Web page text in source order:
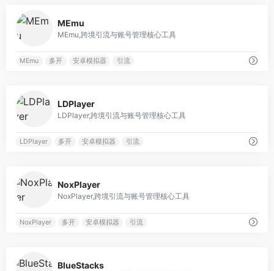
MEmu
MEmu,跨境引流与账号管理核心工具
MEmu 多开 安卓模拟器 引流
LDPlayer
LDPlayer,跨境引流与账号管理核心工具
LDPlayer 多开 安卓模拟器 引流
NoxPlayer
NoxPlayer,跨境引流与账号管理核心工具
NoxPlayer 多开 安卓模拟器 引流
BlueStacks